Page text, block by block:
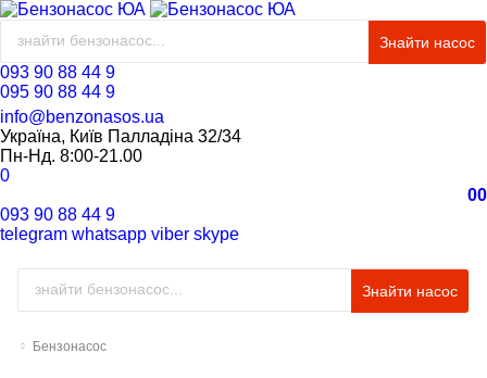
Знайти насос
093 90 88 44 9
095 90 88 44 9
info@benzonasos.ua
Україна, Київ Палладіна 32/34
Пн-Нд. 8:00-21.00
0
00
093 90 88 44 9
telegram whatsapp viber skype
Знайти насос
Бензонасос